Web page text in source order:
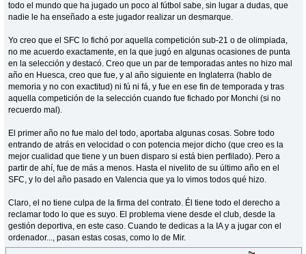
todo el mundo que ha jugado un poco al fútbol sabe, sin lugar a dudas, que
nadie le ha enseñado a este jugador realizar un desmarque.
Yo creo que el SFC lo fichó por aquella competición sub-21 o de olimpiada,
no me acuerdo exactamente, en la que jugó en algunas ocasiones de punta
en la selección y destacó. Creo que un par de temporadas antes no hizo mal
año en Huesca, creo que fue, y al año siguiente en Inglaterra (hablo de
memoria y no con exactitud) ni fú ni fá, y fue en ese fin de temporada y tras
aquella competición de la selección cuando fue fichado por Monchi (si no
recuerdo mal).
El primer año no fue malo del todo, aportaba algunas cosas. Sobre todo
entrando de atrás en velocidad o con potencia mejor dicho (que creo es la
mejor cualidad que tiene y un buen disparo si está bien perfilado). Pero a
partir de ahí, fue de más a menos. Hasta el nivelito de su último año en el
SFC, y lo del año pasado en Valencia que ya lo vimos todos qué hizo.
Claro, el no tiene culpa de la firma del contrato. Él tiene todo el derecho a
reclamar todo lo que es suyo. El problema viene desde el club, desde la
gestión deportiva, en este caso. Cuando te dedicas a la IA y a jugar con el
ordenador..., pasan estas cosas, como lo de Mir.